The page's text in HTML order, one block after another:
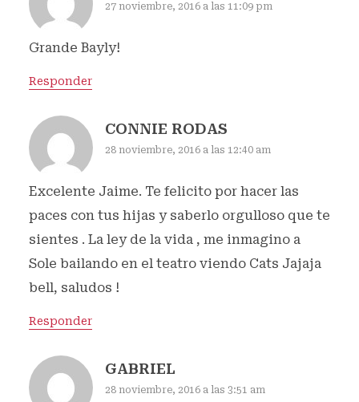
27 noviembre, 2016 a las 11:09 pm
Grande Bayly!
Responder
CONNIE RODAS
28 noviembre, 2016 a las 12:40 am
Excelente Jaime. Te felicito por hacer las
paces con tus hijas y saberlo orgulloso que te
sientes . La ley de la vida , me inmagino a
Sole bailando en el teatro viendo Cats Jajaja
bell, saludos !
Responder
GABRIEL
28 noviembre, 2016 a las 3:51 am